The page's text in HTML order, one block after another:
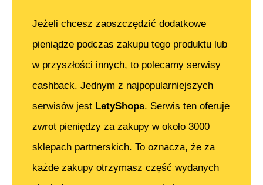
Jeżeli chcesz zaoszczędzić dodatkowe
pieniądze podczas zakupu tego produktu lub
w przyszłości innych, to polecamy serwisy
cashback. Jednym z najpopularniejszych
serwisów jest LetyShops. Serwis ten oferuje
zwrot pieniędzy za zakupy w około 3000
sklepach partnerskich. To oznacza, że za
każde zakupy otrzymasz część wydanych